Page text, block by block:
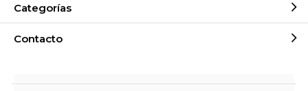
Categorías
Contacto